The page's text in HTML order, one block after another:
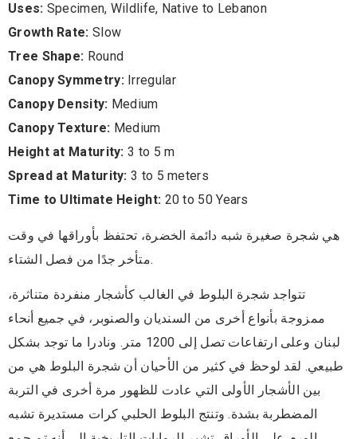
Uses: Specimen, Wildlife, Native to Lebanon
Growth Rate: Slow
Tree Shape: Round
Canopy Symmetry:Irregular
Canopy Density: Medium
Canopy Texture: Medium
Height at Maturity: 3 to 5 m
Spread at Maturity: 3 to 5 meters
Time to Ultimate Height: 20 to 50 Years
هي شجرة صغيرة شبه دائمة الخضرة، تحتفظ بأوراقها في وقت
متأخر جدًا من فصل الشتاء.
تتواجد شجرة البلوط في الغالب كأشجار منفردة متناثرة،
ممزوجة بأنواع أخرى من السنديان والصنوبر، في جميع أنحاء
لبنان وعلى ارتفاعات تصل إلى 1200 متر. ونادرا ما توجد بشكل
طبيعي. لقد لوحظ في كثير من الأحيان أن شجرة البلوط هي من
بين الأشجار الأولى التي عادت للظهور مرة أخرى في التربة
المضطربة بشدة. وتنتج البلوط الحلبي كرات مستديرة تشبه